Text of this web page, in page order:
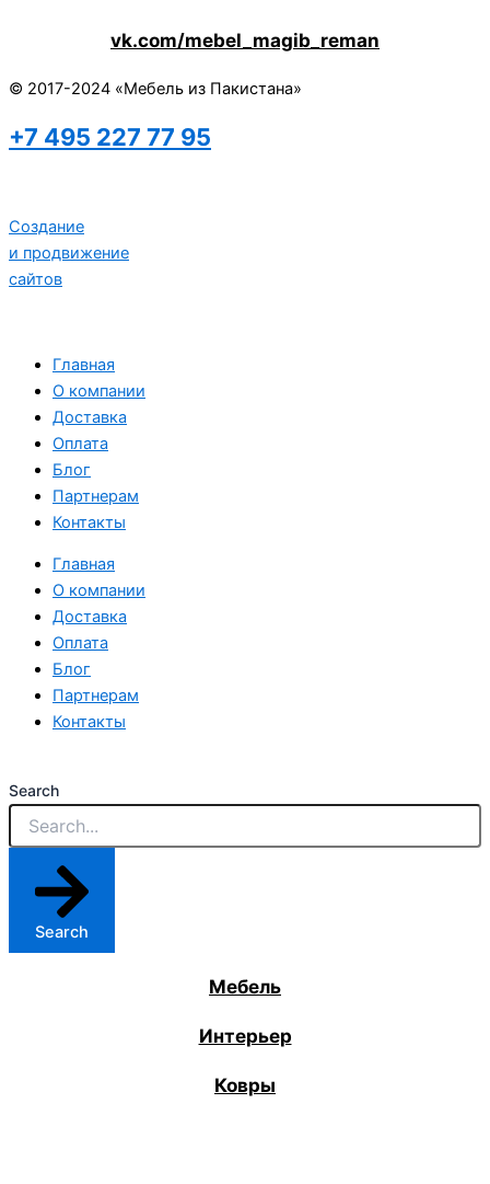
vk.com/mebel_magib_reman
© 2017-2024 «Мебель из Пакистана»
+7 495 227 77 95
Создание
и продвижение
сайтов
Главная
О компании
Доставка
Оплата
Блог
Партнерам
Контакты
Главная
О компании
Доставка
Оплата
Блог
Партнерам
Контакты
Search
Search
Мебель
Интерьер
Ковры